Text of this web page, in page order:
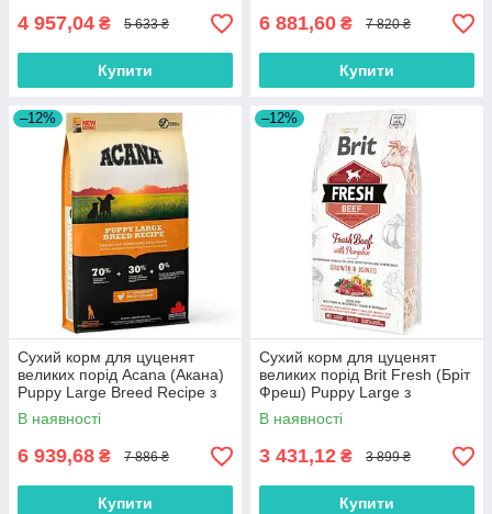
4 957,04 ₴ 5 633 ₴
Купити
6 881,60 ₴ 7 820 ₴
Купити
–12%
Сухий корм для цуценят
великих порід Acana (Акана)
Puppy Large Breed Recipe з
м'ясом курчат 17 кг
В наявності
6 939,68 ₴ 7 886 ₴
Купити
–12%
Сухий корм для цуценят
великих порід Brit Fresh (Бріт
Фреш) Puppy Large з
яловичиною та гарбузом 12
кг
В наявності
3 431,12 ₴ 3 899 ₴
Купити